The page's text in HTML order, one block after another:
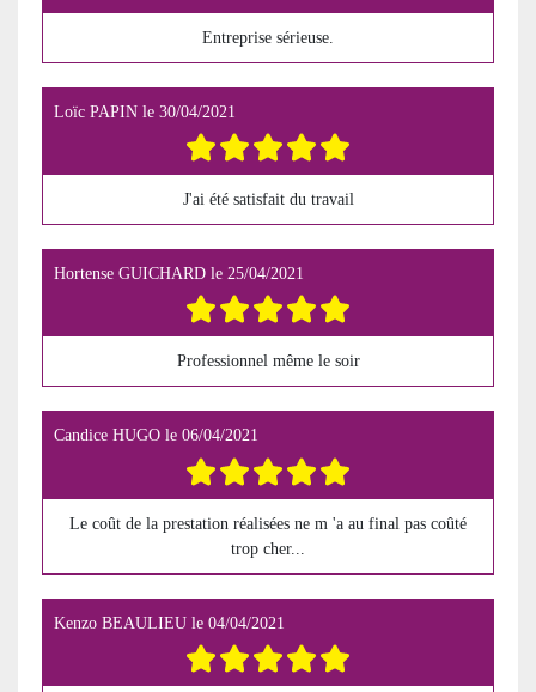
Entreprise sérieuse.
Loïc PAPIN le 30/04/2021
J'ai été satisfait du travail
Hortense GUICHARD le 25/04/2021
Professionnel même le soir
Candice HUGO le 06/04/2021
Le coût de la prestation réalisées ne m 'a au final pas coûté
trop cher...
Kenzo BEAULIEU le 04/04/2021